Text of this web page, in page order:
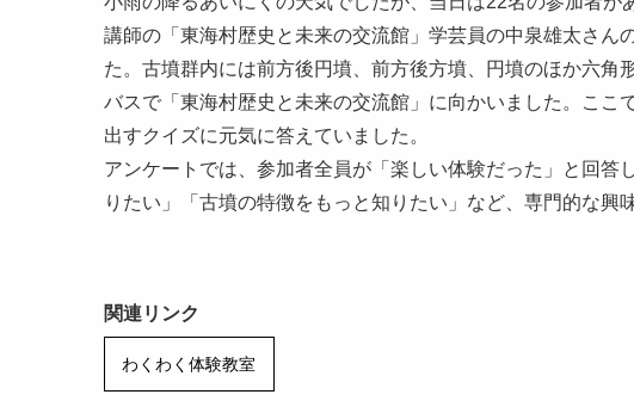
講師の「東海村歴史と未来の交流館」学芸員の中泉雄太さん
た。古墳群内には前方後円墳、前方後方墳、円墳のほか六角
バスで「東海村歴史と未来の交流館」に向かいました。こ
出すクイズに元気に答えていました。
アンケートでは、参加者全員が「楽しい体験だった」と回
りたい」「古墳の特徴をもっと知りたい」など、専門的な興
関連リンク
わくわく体験教室